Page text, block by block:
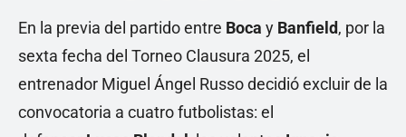
En la previa del partido entre Boca y Banfield, por la
sexta fecha del Torneo Clausura 2025, el
entrenador Miguel Ángel Russo decidió excluir de la
convocatoria a cuatro futbolistas: el